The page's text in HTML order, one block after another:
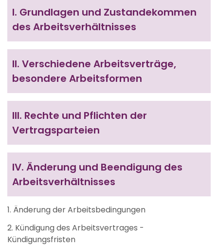
I. Grundlagen und Zustandekommen
des Arbeitsverhältnisses
II. Verschiedene Arbeitsverträge,
besondere Arbeitsformen
III. Rechte und Pflichten der
Vertragsparteien
IV. Änderung und Beendigung des
Arbeitsverhältnisses
1. Änderung der Arbeitsbedingungen
2. Kündigung des Arbeitsvertrages -
Kündigungsfristen